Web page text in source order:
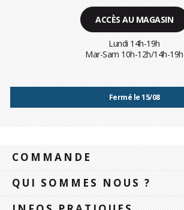
ACCÈS AU MAGASIN
Lundi 14h-19h
Mar-Sam 10h-12h/14h-19h
Fermé le 15/08
COMMANDE
QUI SOMMES NOUS ?